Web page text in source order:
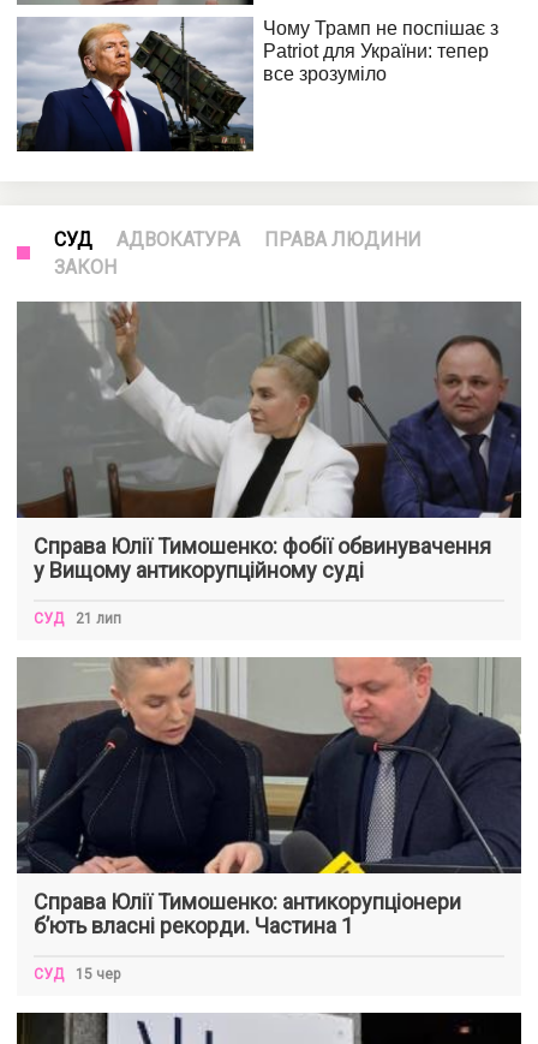
СУД АДВОКАТУРА
ПРАВА ЛЮДИНИ
ЗАКОН
Справа Юлії Тимошенко: фобії обвинувачення
у Вищому антикорупційному суді
СУД 21 лип
Справа Юлії Тимошенко: антикорупціонери
б’ють власні рекорди. Частина 1
СУД 15 чер